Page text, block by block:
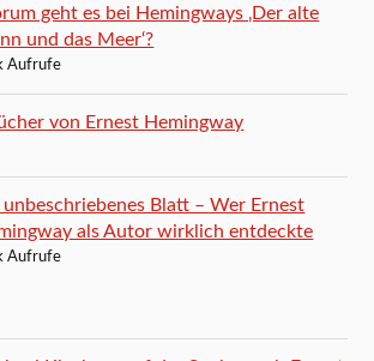
geht es bei Hemingways ‚Der alte
und das Meer‘?
Aufrufe
von Ernest Hemingway
unbeschriebenes Blatt – Wer Ernest
als Autor wirklich entdeckte
Aufrufe